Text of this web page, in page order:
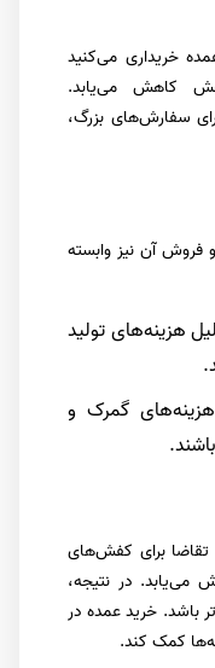
خریداری می‌کنید
کاهش می‌یابد.
سفارش‌های بزرگ،
آن نیز وابسته
هزینه‌های تولید
گمرک و
تقاضا برای کفش‌های
می‌یابد. در نتیجه،
باشد. خرید عمده در
کمک کند.